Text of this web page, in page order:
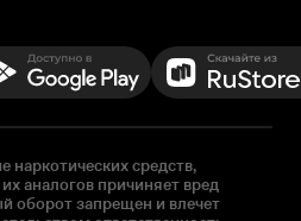
наркотических средств,
аналогов причиняет вред
оборот запрещен и влечет